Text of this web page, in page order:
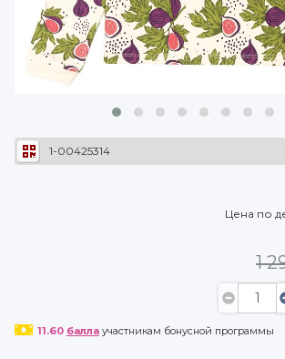
1-00425314
Цена по
1
11.60 баллаучастникам бонусной программы